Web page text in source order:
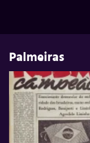
Palmeiras